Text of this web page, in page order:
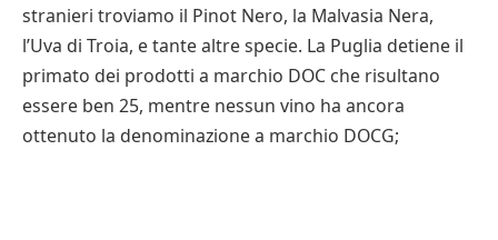
stranieri troviamo il Pinot Nero, la Malvasia Nera,
l’Uva di Troia, e tante altre specie. La Puglia detiene il
primato dei prodotti a marchio DOC che risultano
essere ben 25, mentre nessun vino ha ancora
ottenuto la denominazione a marchio DOCG;